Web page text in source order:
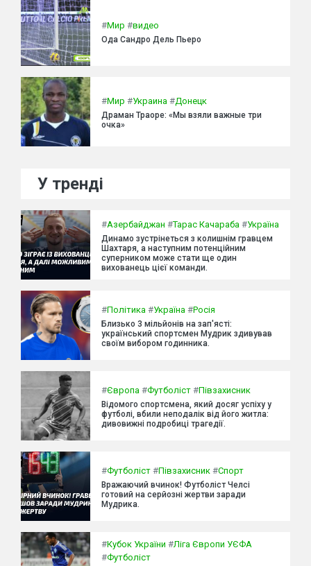
#Мир #видео
Ода Сандро Дель Пьеро
#Мир #Украина #Донецк
Драман Траоре: «Мы взяли важные три
очка»
У тренді
#Азербайджан #Тарас Качараба #Україна
Динамо зустрінеться з колишнім гравцем
Шахтаря, а наступним потенційним
суперником може стати ще один
вихованець цієї команди.
#Політика #Україна #Росія
Близько 3 мільйонів на зап'ясті:
український спортсмен Мудрик здивував
своїм вибором годинника.
#Європа #Футболіст #Півзахисник
Відомого спортсмена, який досяг успіху у
футболі, вбили неподалік від його житла:
дивовижні подробиці трагедії.
#Футболіст #Півзахисник #Спорт
Вражаючий вчинок! Футболіст Челсі
готовий на серйозні жертви заради
Мудрика.
#Кубок України #Ліга Європи УЄФА
#Футболіст